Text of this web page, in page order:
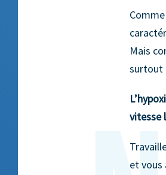
Mais
surtout
vitesse
et